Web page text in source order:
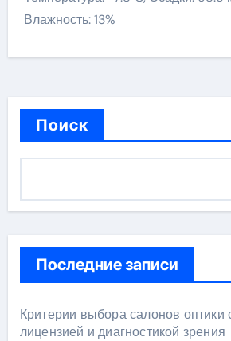
Влажность: 13%
Поиск
Последние записи
Критерии выбора салонов оптики
лицензией и диагностикой зрения